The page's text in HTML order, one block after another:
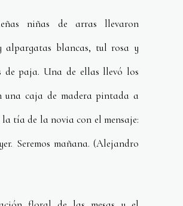
niñas de arras llevaron
alpargatas blancas, tul rosa y
de paja. Una de ellas llevó los
una caja de madera pintada a
tía de la novia con el mensaje:
Seremos mañana. (Alejandro